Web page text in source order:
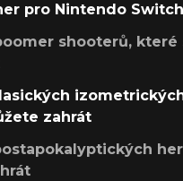
pro Nintendo Switch
shooterů, které
izometrických
zahrát